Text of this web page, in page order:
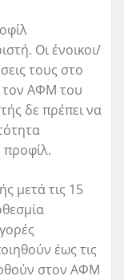
Οι ένοικοι/
τους στο
τον ΑΦΜ του
δε πρέπει να
προφίλ.
μετά τις 15
έως τις
στον ΑΦΜ